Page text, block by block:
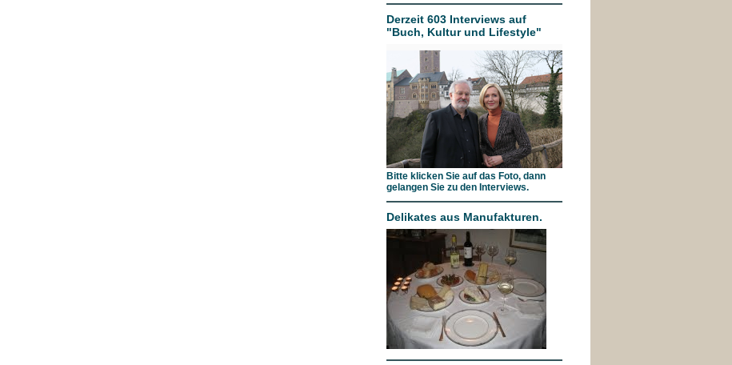
Derzeit 603 Interviews auf
"Buch, Kultur und Lifestyle"
Bitte klicken Sie auf das Foto, dann
gelangen Sie zu den Interviews.
Delikates aus Manufakturen.